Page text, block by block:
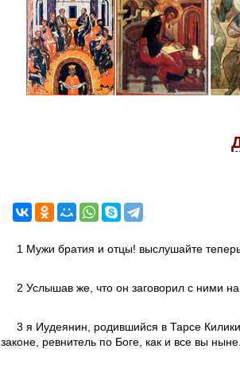
1 Мужи братия и отцы! выслушайте
2 Услышав же, что он заговорил с ними
3 я Иудеянин, родившийся в Тарсе
законе, ревнитель по Боге, как и все вы ныне.